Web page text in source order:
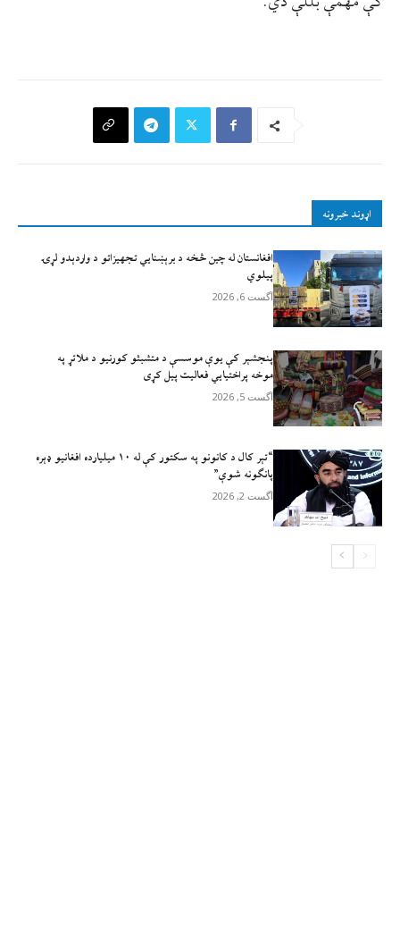
اړوند خبرونه
افغانستان له چين څخه د برېښنايي تجهيزاتو د واردېدو لړۍ
پيلوي
آگست 6, 2026
پنجشېر کې یوې موسسې د متشبثو کورنیو د ملاتړ په
موخه پراختیايي فعالیت پیل کړی
آگست 5, 2026
“تېر کال د کانونو په سکتور کې له ۱۰ میلیارده افغانیو ډېره
پانګونه شوې”
آگست 2, 2026